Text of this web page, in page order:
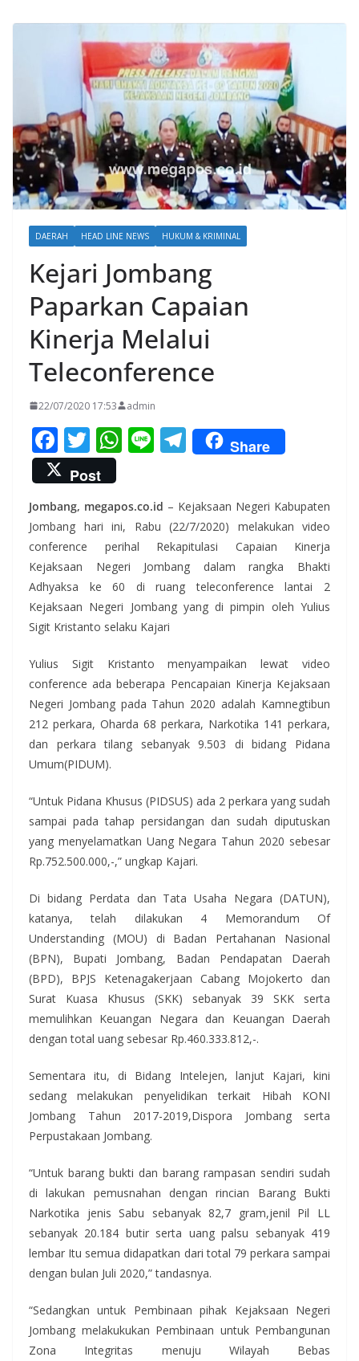
DAERAH HEAD LINE NEWS HUKUM & KRIMINAL
Kejari Jombang
Paparkan Capaian
Kinerja Melalui
Teleconference
22/07/2020 17:53 admin
F
ac
e
b
o
o
k
T
w
itt
er
W
s
A
p
p
Li T
el
gr
a
m
Share
Post
Jombang, megapos.co.id – Kejaksaan Negeri Kabupaten
Jombang hari ini, Rabu (22/7/2020) melakukan video
conference perihal Rekapitulasi Capaian Kinerja
Kejaksaan Negeri Jombang dalam rangka Bhakti
Adhyaksa ke 60 di ruang teleconference lantai 2
Kejaksaan Negeri Jombang yang di pimpin oleh Yulius
Sigit Kristanto selaku Kajari
Yulius Sigit Kristanto menyampaikan lewat video
conference ada beberapa Pencapaian Kinerja Kejaksaan
Negeri Jombang pada Tahun 2020 adalah Kamnegtibun
212 perkara, Oharda 68 perkara, Narkotika 141 perkara,
dan perkara tilang sebanyak 9.503 di bidang Pidana
Umum(PIDUM).
“Untuk Pidana Khusus (PIDSUS) ada 2 perkara yang sudah
sampai pada tahap persidangan dan sudah diputuskan
yang menyelamatkan Uang Negara Tahun 2020 sebesar
Rp.752.500.000,-,” ungkap Kajari.
Di bidang Perdata dan Tata Usaha Negara (DATUN),
katanya, telah dilakukan 4 Memorandum Of
Understanding (MOU) di Badan Pertahanan Nasional
(BPN), Bupati Jombang, Badan Pendapatan Daerah
(BPD), BPJS Ketenagakerjaan Cabang Mojokerto dan
Surat Kuasa Khusus (SKK) sebanyak 39 SKK serta
memulihkan Keuangan Negara dan Keuangan Daerah
dengan total uang sebesar Rp.460.333.812,-.
Sementara itu, di Bidang Intelejen, lanjut Kajari, kini
sedang melakukan penyelidikan terkait Hibah KONI
Jombang Tahun 2017-2019,Dispora Jombang serta
Perpustakaan Jombang.
“Untuk barang bukti dan barang rampasan sendiri sudah
di lakukan pemusnahan dengan rincian Barang Bukti
Narkotika jenis Sabu sebanyak 82,7 gram,jenil Pil LL
sebanyak 20.184 butir serta uang palsu sebanyak 419
lembar Itu semua didapatkan dari total 79 perkara sampai
dengan bulan Juli 2020,” tandasnya.
“Sedangkan untuk Pembinaan pihak Kejaksaan Negeri
Jombang melakukukan Pembinaan untuk Pembangunan
Zona Integritas menuju Wilayah Bebas